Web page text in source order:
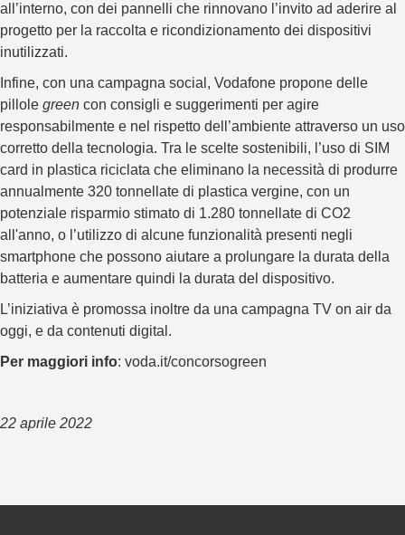
all’interno, con dei pannelli che rinnovano l’invito ad aderire al
progetto per la raccolta e ricondizionamento dei dispositivi
inutilizzati.
Infine, con una campagna social, Vodafone propone delle
pillole green con consigli e suggerimenti per agire
responsabilmente e nel rispetto dell’ambiente attraverso un uso
corretto della tecnologia. Tra le scelte sostenibili, l’uso di SIM
card in plastica riciclata che eliminano la necessità di produrre
annualmente 320 tonnellate di plastica vergine, con un
potenziale risparmio stimato di 1.280 tonnellate di CO2
all'anno, o l’utilizzo di alcune funzionalità presenti negli
smartphone che possono aiutare a prolungare la durata della
batteria e aumentare quindi la durata del dispositivo.
L’iniziativa è promossa inoltre da una campagna TV on air da
oggi, e da contenuti digital.
Per maggiori info: voda.it/concorsogreen
22 aprile 2022